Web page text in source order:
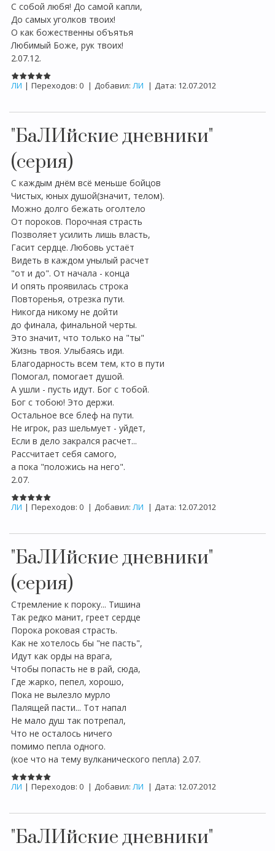
С собой любя! До самой капли,
До самых уголков твоих!
О как божественны объятья
Любимый Боже, рук твоих!
2.07.12.
ЛИ | Переходов: 0 | Добавил: ЛИ | Дата: 12.07.2012
"БаЛИйские дневники"
(серия)
С каждым днём всё меньше бойцов
Чистых, юных душой(значит, телом).
Можно долго бежать оголтело
От пороков. Порочная страсть
Позволяет усилить лишь власть,
Гасит сердце. Любовь устаёт
Видеть в каждом унылый расчет
"от и до". От начала - конца
И опять проявилась строка
Повторенья, отрезка пути.
Никогда никому не дойти
до финала, финальной черты.
Это значит, что только на "ты"
Жизнь твоя. Улыбаясь иди.
Благодарность всем тем, кто в пути
Помогал, помогает душой.
А ушли - пусть идут. Бог с тобой.
Бог с тобою! Это держи.
Остальное все блеф на пути.
Не игрок, раз шельмует - уйдет,
Если в дело закрался расчет...
Рассчитает себя самого,
а пока "положись на него".
2.07.
ЛИ | Переходов: 0 | Добавил: ЛИ | Дата: 12.07.2012
"БаЛИйские дневники"
(серия)
Стремление к пороку... Тишина
Так редко манит, греет сердце
Порока роковая страсть.
Как не хотелось бы "не пасть",
Идут как орды на врага,
Чтобы попасть не в рай, сюда,
Где жарко, пепел, хорошо,
Пока не вылезло мурло
Палящей пасти... Тот напал
Не мало душ так потрепал,
Что не осталось ничего
помимо пепла одного.
(кое что на тему вулканического пепла) 2.07.
ЛИ | Переходов: 0 | Добавил: ЛИ | Дата: 12.07.2012
"БаЛИйские дневники"